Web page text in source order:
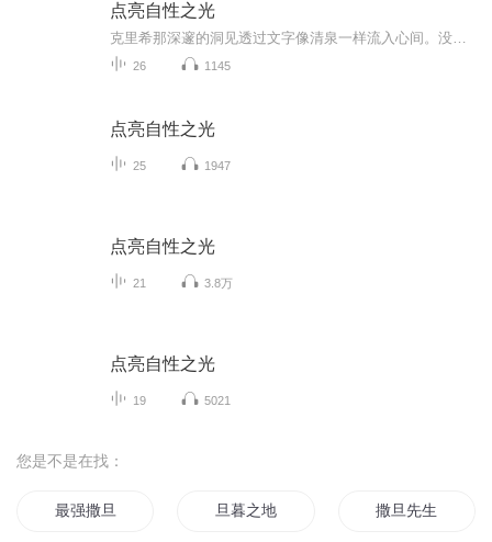
点亮自性之光
26 1145
点亮自性之光
25 1947
点亮自性之光
21 3.8万
点亮自性之光
19 5021
您是不是在找：
最强撒旦 旦暮之地 撒旦先生